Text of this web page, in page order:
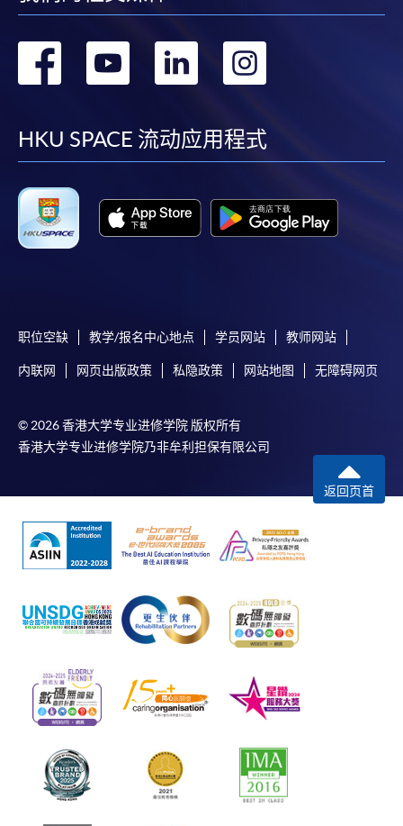
转
facebook
转
youtube
转
linkedin
HKU SPACE 流动应用程式
职位空缺 教学/报名中心地点 学员网站 教师网站
内联网 网页出版政策 私隐政策 网站地图 无障碍网页
© 2026 香港大学专业进修学院 版权所有
香港大学专业进修学院乃非牟利担保有限公司
返回页首